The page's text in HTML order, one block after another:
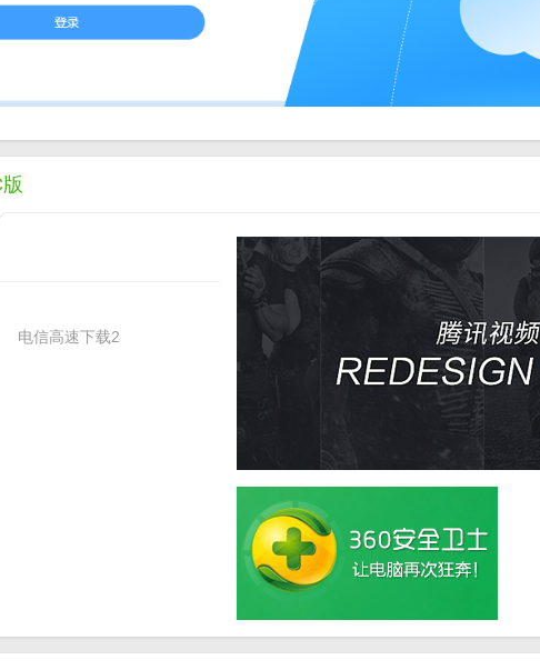
持人可以对参会者的发言权限进行管理，同时可以共享桌面或应用窗口，实现
大、操作简便的视频会议软件。它提供了高清视频会议、便捷的会议组织与
效地进行线上会议和在线办公。此外，软件还支持大规模会议和多样化的会
电信高速下载2